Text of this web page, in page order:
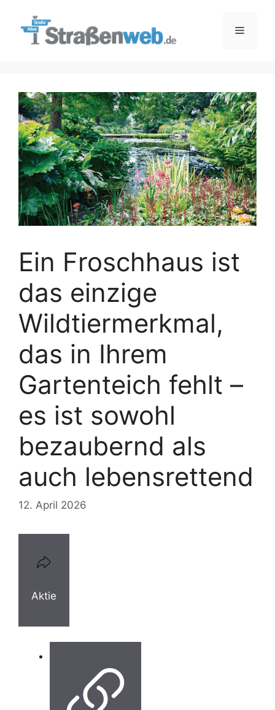
Menü
Ein Froschhaus ist
das einzige
Wildtiermerkmal,
das in Ihrem
Gartenteich fehlt –
es ist sowohl
bezaubernd als
auch lebensrettend
12. April 2026
Aktie